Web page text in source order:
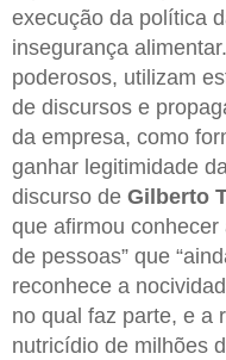
execução da política
insegurança
poderosos, utilizam
de discursos e
da empresa, como
ganhar legitimidade
discurso de Gilberto
que afirmou conhecer
de pessoas” que
reconhece a
no qual faz parte, e a
nutricídio de milhões